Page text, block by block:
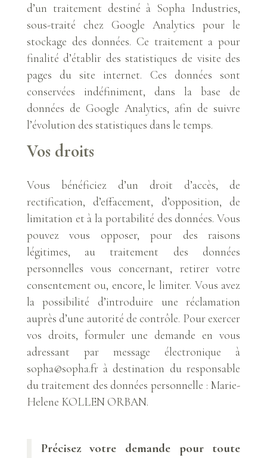
d’un traitement destiné à Sopha Industries,
sous-traité chez Google Analytics pour le
stockage des données. Ce traitement a pour
finalité d’établir des statistiques de visite des
pages du site internet. Ces données sont
conservées indéfiniment, dans la base de
données de Google Analytics, afin de suivre
l’évolution des statistiques dans le temps.
Vos droits
Vous bénéficiez d’un droit d’accès, de
rectification, d’effacement, d’opposition, de
limitation et à la portabilité des données. Vous
pouvez vous opposer, pour des raisons
légitimes, au traitement des données
personnelles vous concernant, retirer votre
consentement ou, encore, le limiter. Vous avez
la possibilité d’introduire une réclamation
auprès d’une autorité de contrôle. Pour exercer
vos droits, formuler une demande en vous
adressant par message électronique à
sopha@sopha.fr à destination du responsable
du traitement des données personnelle : Marie-
Helene KOLLEN ORBAN.
Précisez votre demande pour toute